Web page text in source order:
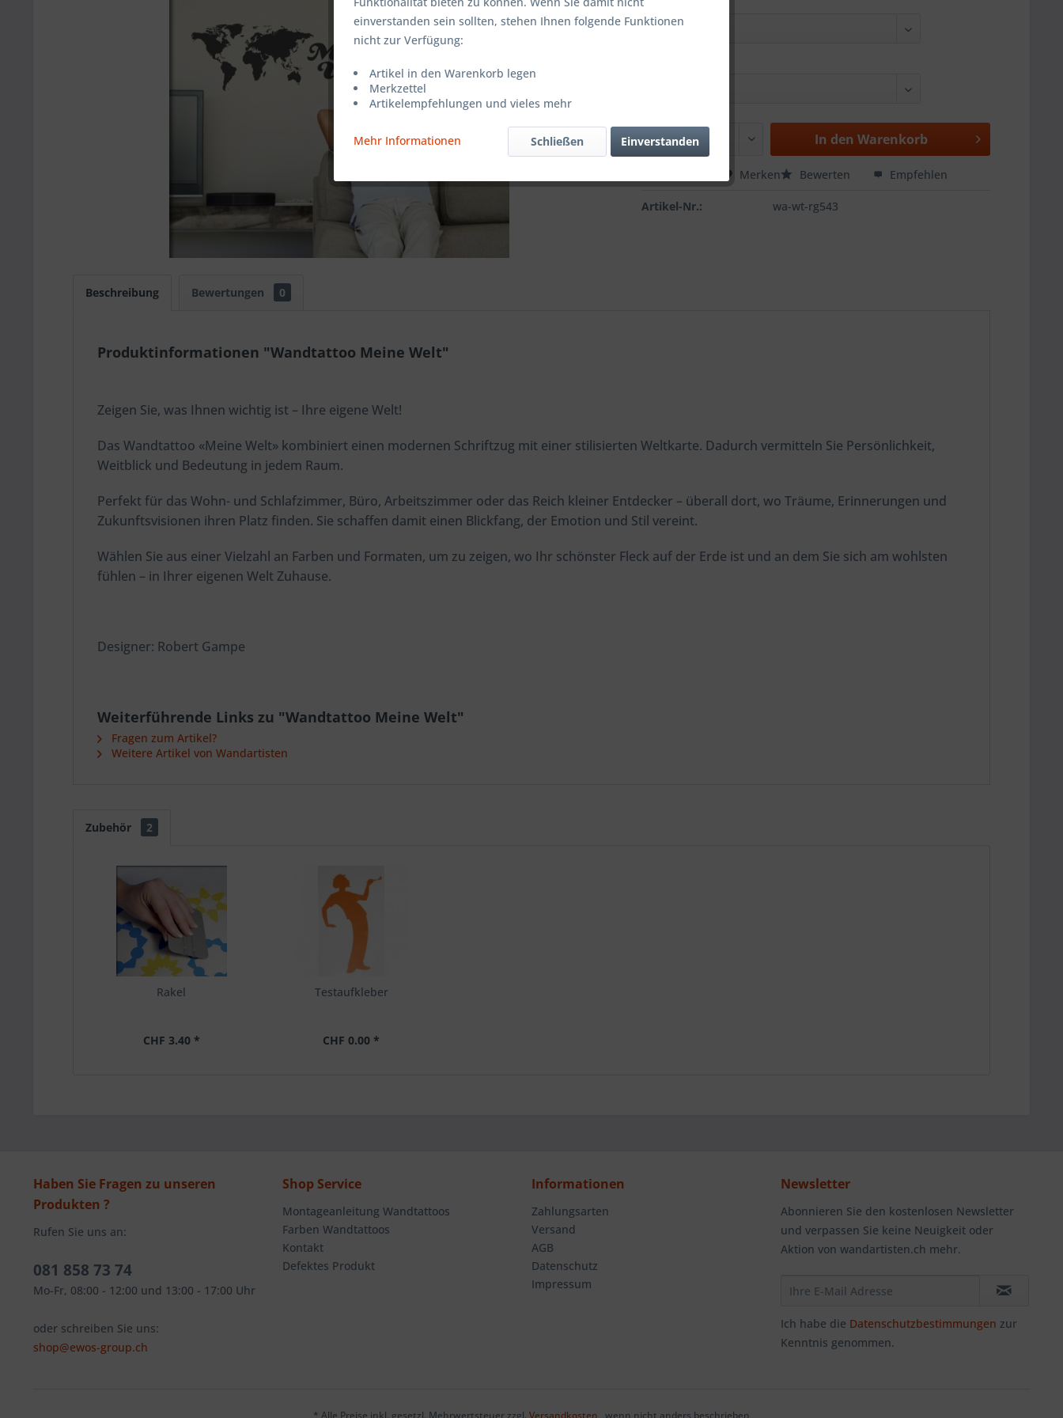
In den Warenkorb
Merken Bewerten Empfehlen
Artikel-Nr.: wa-wt-rg543
Beschreibung Bewertungen 0
Produktinformationen "Wandtattoo Meine Welt"
Zeigen Sie, was Ihnen wichtig ist – Ihre eigene Welt!
Das Wandtattoo «Meine Welt» kombiniert einen modernen Schriftzug mit einer stilisierten Weltkarte. Dadurch vermitteln Sie Persönlichkeit,
Weitblick und Bedeutung in jedem Raum.
Perfekt für das Wohn- und Schlafzimmer, Büro, Arbeitszimmer oder das Reich kleiner Entdecker – überall dort, wo Träume, Erinnerungen und
Zukunftsvisionen ihren Platz finden. Sie schaffen damit einen Blickfang, der Emotion und Stil vereint.
Wählen Sie aus einer Vielzahl an Farben und Formaten, um zu zeigen, wo Ihr schönster Fleck auf der Erde ist und an dem Sie sich am wohlsten
fühlen – in Ihrer eigenen Welt Zuhause.
Designer: Robert Gampe
Weiterführende Links zu "Wandtattoo Meine Welt"
Fragen zum Artikel?
Weitere Artikel von Wandartisten
Zubehör 2
Rakel
CHF 3.40 *
Testaufkleber
CHF 0.00 *
Haben Sie Fragen zu unseren
Produkten ?
Rufen Sie uns an:
081 858 73 74
Mo-Fr, 08:00 - 12:00 und 13:00 - 17:00 Uhr
oder schreiben Sie uns:
shop@ewos-group.ch
Shop Service
Montageanleitung Wandtattoos
Farben Wandtattoos
Kontakt
Defektes Produkt
Informationen
Zahlungsarten
Versand
AGB
Datenschutz
Impressum
Newsletter
Abonnieren Sie den kostenlosen Newsletter
und verpassen Sie keine Neuigkeit oder
Aktion von wandartisten.ch mehr.
Ich habe die Datenschutzbestimmungen zur
Kenntnis genommen.
einverstanden sein sollten, stehen Ihnen folgende Funktionen
nicht zur Verfügung:
Artikel in den Warenkorb legen
Merkzettel
Artikelempfehlungen und vieles mehr
Mehr Informationen Einverstanden
Schließen